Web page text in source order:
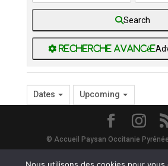
Search
Dates Upcoming
© Accueil Paysan Occitanie
Site Map Mentions Légales -